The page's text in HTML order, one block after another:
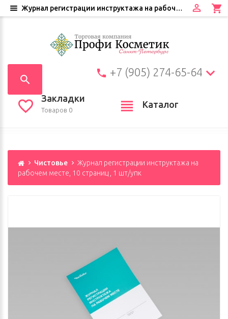
+7 (905) 274-65-64
Закладки
Товаров 0
Каталог
Чистовье
Журнал регистрации инструктажа на
рабочем месте, 10 страниц , 1 шт/упк
Журнал регистрации инструктажа на рабочем месте, 10 страниц , 1 шт/упк